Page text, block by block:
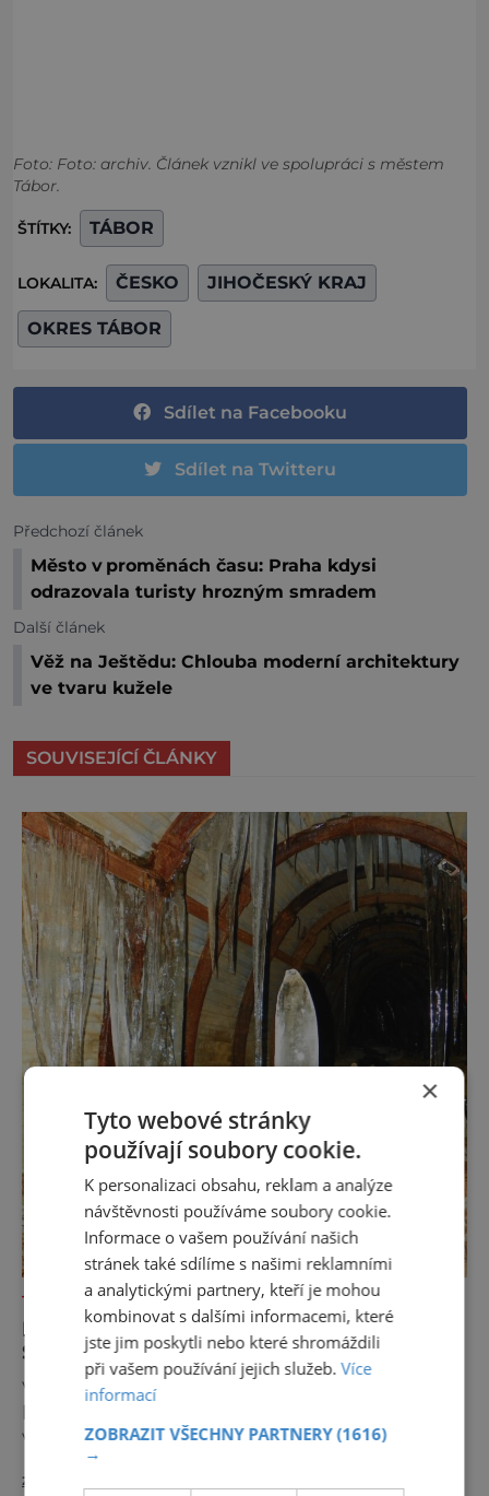
Foto: Foto: archiv. Článek vznikl ve spolupráci s městem
Tábor.
ŠTÍTKY: TÁBOR
LOKALITA: ČESKO JIHOČESKÝ KRAJ
OKRES TÁBOR
Sdílet na Facebooku
Sdílet na Twitteru
Předchozí článek
Město v proměnách času: Praha kdysi
odrazovala turisty hrozným smradem
Další článek
Věž na Ještědu: Chlouba moderní architektury
ve tvaru kužele
SOUVISEJÍCÍ ČLÁNKY
TAJEMNÁ MÍSTA
KDYŽ MRÁZ TVOŘÍ UMĚNÍ: LEDOVÉ
ŠTOLY V JÁCHYMOVĚ
V hlubinách jáchymovských dolů vzniká
vzduch a kapající voda zde vytvářejí
fascinující ledové útvary připomínající
křišťálové sochy. Toto jedinečné „ledové
zobrazit více >>
×
Tyto webové stránky
používají soubory cookie.
K personalizaci obsahu, reklam a analýze
návštěvnosti používáme soubory cookie.
Informace o vašem používání našich
stránek také sdílíme s našimi reklamními
a analytickými partnery, kteří je mohou
kombinovat s dalšími informacemi, které
jste jim poskytli nebo které shromáždili
při vašem používání jejich služeb.Více
informací
ZOBRAZIT VŠECHNY PARTNERY(1616)
→